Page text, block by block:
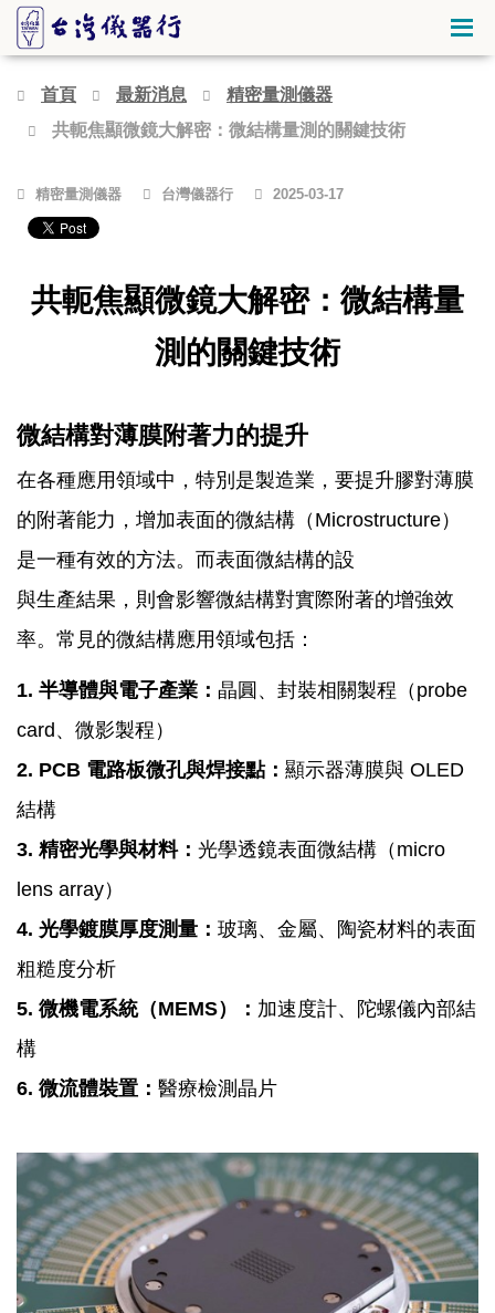
首頁 最新消息
精密量測儀器
共軛焦顯微鏡大解密：微結構量測的關鍵技術
精密量測儀器 台灣儀器行 2025-03-17
共軛焦顯微鏡大解密：微結構量
測的關鍵技術
微結構對薄膜附著力的提升
在各種應用領域中 ，特別是製造業， 要提升膠對薄膜
的附著能力，增加表面的微結構（Microstructure）
是一種有效的方法。而表面微結構的設
與生產結果，則會影響微結構對實際附著的增強效
率。常見的微結構應用領域包括：
1. 半導體與電子產業： 晶圓、封裝相關製程（probe
card、微影製程）
2. PCB 電路板微孔與焊接點： 顯示器薄膜與 OLED
結構
3. 精密光學與材料： 光學透鏡表面微結構（micro
lens array）
4. 光學鍍膜厚度測量： 玻璃、金屬、陶瓷材料的表面
粗糙度分析
5. 微機電系統（MEMS）： 加速度計、陀螺儀內部結
構
6. 微流體裝置： 醫療檢測晶片